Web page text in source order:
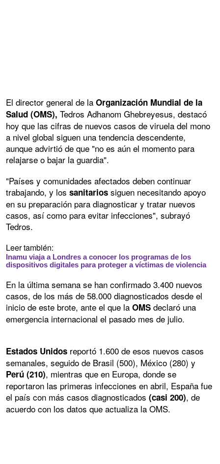
El director general de la Organización Mundial de la
Salud (OMS), Tedros Adhanom Ghebreyesus, destacó
hoy que las cifras de nuevos casos de viruela del mono
a nivel global siguen una tendencia descendente,
aunque advirtió de que "no es aún el momento para
relajarse o bajar la guardia".
"Países y comunidades afectados deben continuar
trabajando, y los sanitarios siguen necesitando apoyo
en su preparación para diagnosticar y tratar nuevos
casos, así como para evitar infecciones", subrayó
Tedros.
Leer también:
Inamu viaja a Londres a conocer los programas de los
dispositivos digitales para proteger a víctimas de violencia
En la última semana se han confirmado 3.400 nuevos
casos, de los más de 58.000 diagnosticados desde el
inicio de este brote, ante el que la OMS declaró una
emergencia internacional el pasado mes de julio.
Estados Unidos reportó 1.600 de esos nuevos casos
semanales, seguido de Brasil (500), México (280) y
Perú (210), mientras que en Europa, donde se
reportaron las primeras infecciones en abril, España fue
el país con más casos diagnosticados (casi 200), de
acuerdo con los datos que actualiza la OMS.